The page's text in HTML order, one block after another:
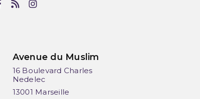
Avenue du Muslim
16 Boulevard Charles
Nedelec
13001 Marseille